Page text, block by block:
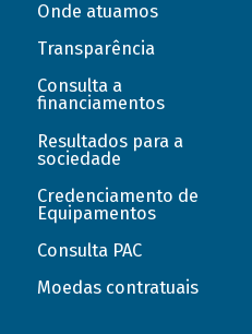
Onde atuamos
Transparência
Consulta a
financiamentos
Resultados para a
sociedade
Credenciamento de
Equipamentos
Consulta PAC
Moedas contratuais